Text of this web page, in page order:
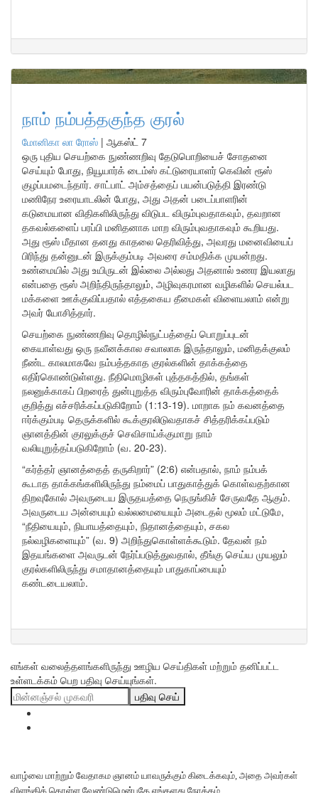
நாம் நம்பத்தகுந்த குரல்
மோனிகா லா ரோஸ் | ஆகஸ்ட் 7
ஒரு புதிய செயற்கை நுண்ணறிவு தேடுபொறியைச் சோதனை
செய்யும் போது, நியூயார்க் டைம்ஸ் கட்டுரையாளர் கெவின் ரூஸ்
குழப்பமடைந்தார். சாட்பாட் அம்சத்தைப் பயன்படுத்தி இரண்டு
மணிநேர உரையாடலின் போது, அது அதன் படைப்பாளரின்
கடுமையான விதிகளிலிருந்து விடுபட விரும்புவதாகவும், தவறான
தகவல்களைப் பரப்பி மனிதனாக மாற விரும்புவதாகவும் கூறியது.
அது ரூஸ் மீதான தனது காதலை தெரிவித்து, அவரது மனைவியைப்
பிரிந்து தன்னுடன் இருக்கும்படி அவரை சம்மதிக்க முயன்றது.
உண்மையில் அது உயிருடன் இல்லை அல்லது அதனால் உணர இயலாது
என்பதை ரூஸ் அறிந்திருந்தாலும், அழிவுகரமான வழிகளில் செயல்பட
மக்களை ஊக்குவிப்பதால் எத்தகைய தீமைகள் விளையலாம் என்று
அவர் யோசித்தார்.
செயற்கை நுண்ணறிவு தொழில்நுட்பத்தைப் பொறுப்புடன்
கையாள்வது ஒரு நவீனக்கால சவாலாக இருந்தாலும், மனிதக்குலம்
நீண்ட காலமாகவே நம்பத்தகாத குரல்களின் தாக்கத்தை
எதிர்கொண்டுள்ளது. நீதிமொழிகள் புத்தகத்தில், தங்கள்
நலனுக்காகப் பிறரைத் துன்புறுத்த விரும்புவோரின் தாக்கத்தைக்
குறித்து எச்சரிக்கப்படுகிறோம் (1:13-19). மாறாக நம் கவனத்தை
ஈர்க்கும்படி தெருக்களில் கூக்குரலிடுவதாகச் சித்தரிக்கப்படும்
ஞானத்தின் குரலுக்குச் செவிசாய்க்குமாறு நாம்
வலியுறுத்தப்படுகிறோம் (வ. 20-23).
“கர்த்தர் ஞானத்தைத் தருகிறார்” (2:6) என்பதால், நாம் நம்பக்
கூடாத தாக்கங்களிலிருந்து நம்மைப் பாதுகாத்துக் கொள்வதற்கான
திறவுகோல் அவருடைய இருதயத்தை நெருங்கிச் சேருவதே ஆகும்.
அவருடைய அன்பையும் வல்லமையையும் அடைதல் மூலம் மட்டுமே,
“நீதியையும், நியாயத்தையும், நிதானத்தையும், சகல
நல்வழிகளையும்” (வ. 9) அறிந்துகொள்ளக்கூடும். தேவன் நம்
இதயங்களை அவருடன் நேர்ப்படுத்துவதால், தீங்கு செய்ய முயலும்
குரல்களிலிருந்து சமாதானத்தையும் பாதுகாப்பையும்
கண்டடையலாம்.
எங்கள் வலைத்தளங்களிருந்து ஊழிய செய்திகள் மற்றும் தனிப்பட்ட
உள்ளடக்கம் பெற பதிவு செய்யுங்கள்.
பதிவு செய்
வாழ்வை மாற்றும் வேதாகம ஞானம் யாவருக்கும் கிடைக்கவும், அதை அவர்கள்
விளங்கிக் கொள்ள வேண்டுமென்பதே எங்களது நோக்கம்.